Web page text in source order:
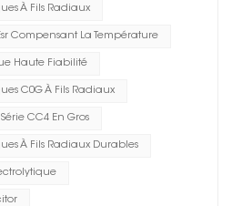
À Fils Radiaux
Compensant La Température
Haute Fiabilité
C0G À Fils Radiaux
CC4 En Gros
À Fils Radiaux Durables